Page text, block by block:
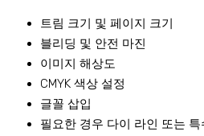
트림 크기 및 페이지 크기
블리딩 및 안전 마진
이미지 해상도
CMYK 색상 설정
글꼴 삽입
필요한 경우 다이 라인 또는